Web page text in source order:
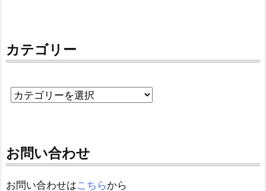
カテゴリー
お問い合わせ
お問い合わせはこちらから